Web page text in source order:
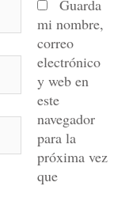
Guarda
mi nombre,
correo
electrónico
y web en
este
navegador
para la
próxima vez
que